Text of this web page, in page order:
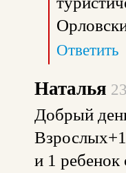
Ответить
Наталья
Добрый
и 1